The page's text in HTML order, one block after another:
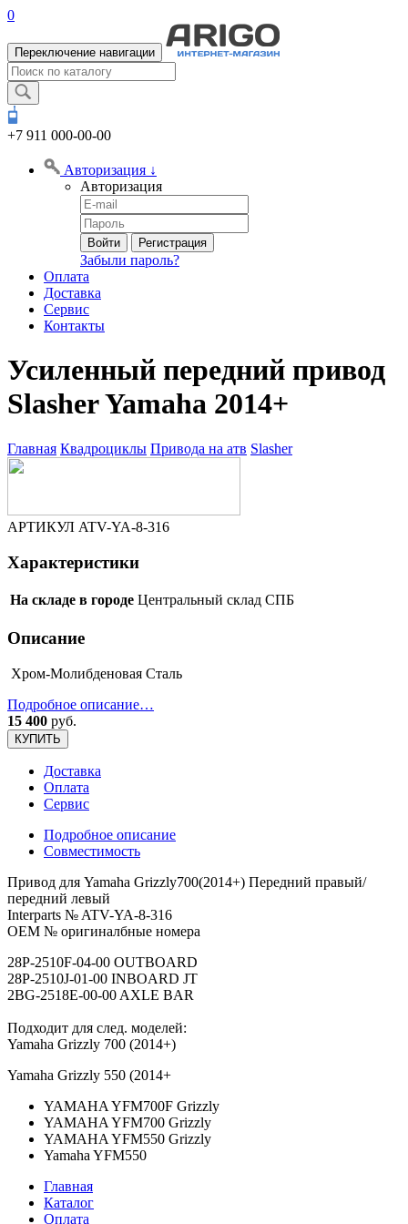
0
Переключение навигации
+7 911 000-00-00
Авторизация ↓
Авторизация
Войти Регистрация
Забыли пароль?
Оплата
Доставка
Сервис
Контакты
Усиленный передний привод
Slasher Yamaha 2014+
Главная Квадроциклы Привода на атв Slasher
АРТИКУЛ ATV-YA-8-316
Характеристики
На складе в городе Центральный склад СПБ
Описание
Хром-Молибденовая Сталь
Подробное описание…
15 400 руб.
КУПИТЬ
Доставка
Оплата
Сервис
Подробное описание
Совместимость
Привод для Yamaha Grizzly700(2014+) Передний правый/
передний левый
Interparts № ATV-YA-8-316
OEM № оригиналбные номера
28P-2510F-04-00 OUTBOARD
28P-2510J-01-00 INBOARD JT
2BG-2518E-00-00 AXLE BAR
Подходит для след. моделей:
Yamaha Grizzly 700 (2014+)
Yamaha Grizzly 550 (2014+
YAMAHA YFM700F Grizzly
YAMAHA YFM700 Grizzly
YAMAHA YFM550 Grizzly
Yamaha YFM550
Главная
Каталог
Оплата